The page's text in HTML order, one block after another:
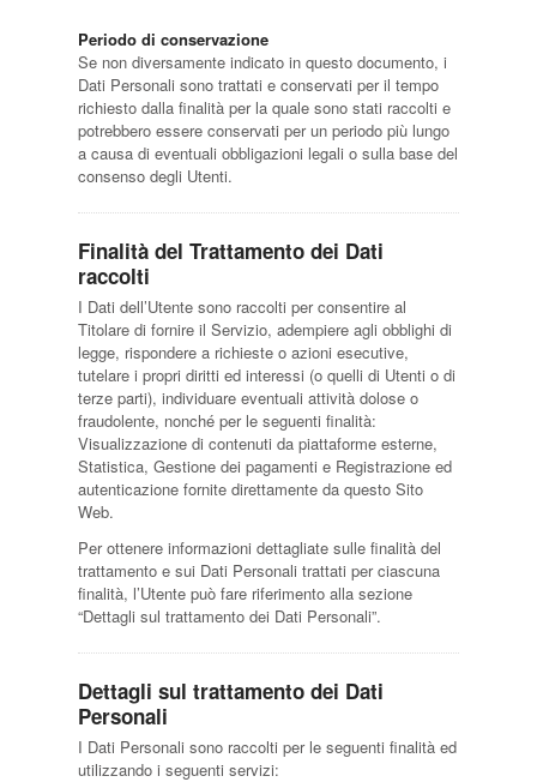
Periodo di conservazione
Se non diversamente indicato in questo documento, i
Dati Personali sono trattati e conservati per il tempo
richiesto dalla finalità per la quale sono stati raccolti e
potrebbero essere conservati per un periodo più lungo
a causa di eventuali obbligazioni legali o sulla base del
consenso degli Utenti.
Finalità del Trattamento dei Dati
raccolti
I Dati dell’Utente sono raccolti per consentire al
Titolare di fornire il Servizio, adempiere agli obblighi di
legge, rispondere a richieste o azioni esecutive,
tutelare i propri diritti ed interessi (o quelli di Utenti o di
terze parti), individuare eventuali attività dolose o
fraudolente, nonché per le seguenti finalità:
Visualizzazione di contenuti da piattaforme esterne,
Statistica, Gestione dei pagamenti e Registrazione ed
autenticazione fornite direttamente da questo Sito
Web.
Per ottenere informazioni dettagliate sulle finalità del
trattamento e sui Dati Personali trattati per ciascuna
finalità, l’Utente può fare riferimento alla sezione
“Dettagli sul trattamento dei Dati Personali”.
Dettagli sul trattamento dei Dati
Personali
I Dati Personali sono raccolti per le seguenti finalità ed
utilizzando i seguenti servizi: